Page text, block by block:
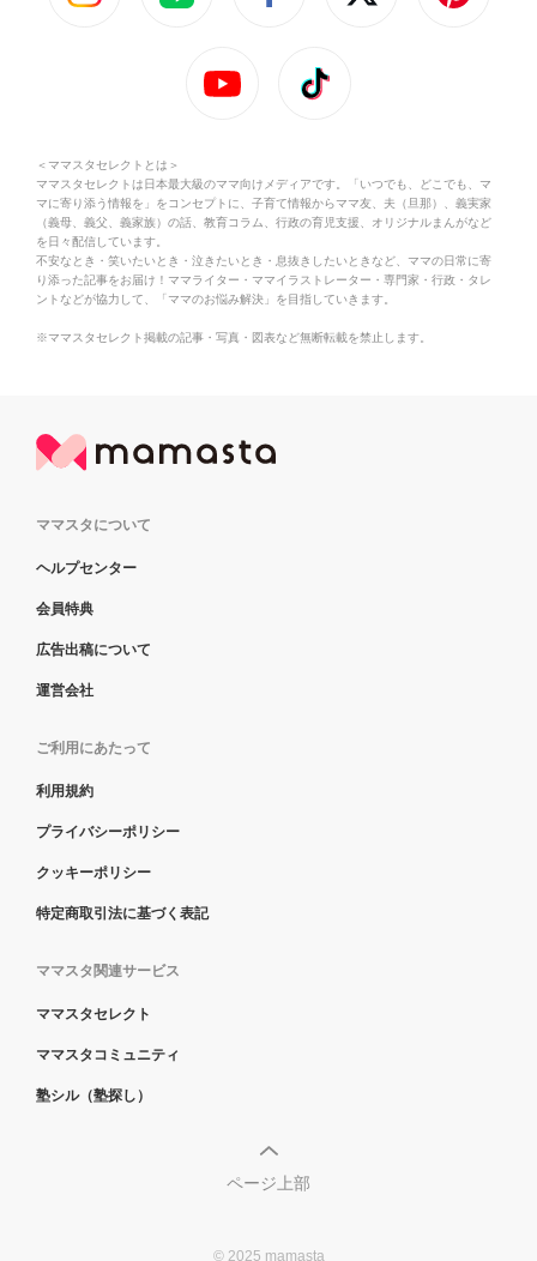
＜ママスタセレクトとは＞
ママスタセレクトは日本最大級のママ向けメディアです。「いつでも、どこでも、マ
マに寄り添う情報を」をコンセプトに、子育て情報からママ友、夫（旦那）、義実家
（義母、義父、義家族）の話、教育コラム、行政の育児支援、オリジナルまんがなど
を日々配信しています。
不安なとき・笑いたいとき・泣きたいとき・息抜きしたいときなど、ママの日常に寄
り添った記事をお届け！ママライター・ママイラストレーター・専門家・行政・タレ
ントなどが協力して、「ママのお悩み解決」を目指していきます。
※ママスタセレクト掲載の記事・写真・図表など無断転載を禁止します。
ママスタについて
ヘルプセンター
会員特典
広告出稿について
運営会社
ご利用にあたって
利用規約
プライバシーポリシー
クッキーポリシー
特定商取引法に基づく表記
ママスタ関連サービス
ママスタセレクト
ママスタコミュニティ
塾シル（塾探し）
ページ上部
© 2025 mamasta